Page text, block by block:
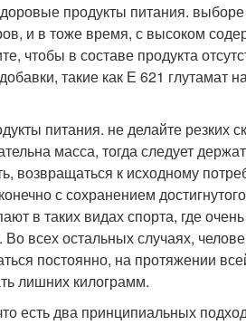
продукты питания.
и в тоже время, с высоком
чтобы в составе продукта
такие как Е 621 глутамат
питания. не делайте резких
масса, тогда следует
возвращаться к исходному
с сохранением
в таких видах спорта, где
всех остальных случаях,
постоянно, на протяжении
лишних килограмм.
есть два принципиальных